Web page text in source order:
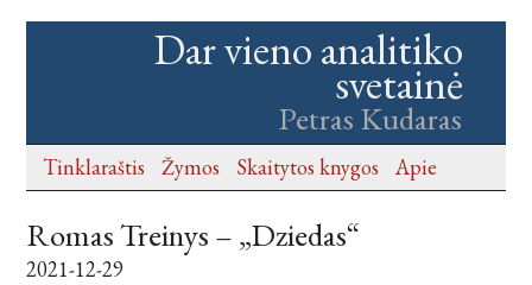
Dar vieno analitiko
svetainė
Petras Kudaras
Tinklaraštis Žymos Skaitytos knygos Apie
Romas Treinys – „Dziedas“
2021-12-29